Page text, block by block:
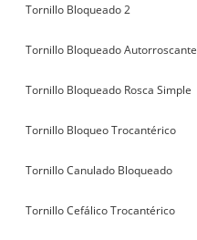
Tornillo Bloqueado 2
Tornillo Bloqueado Autorroscante
Tornillo Bloqueado Rosca Simple
Tornillo Bloqueo Trocantérico
Tornillo Canulado Bloqueado
Tornillo Cefálico Trocantérico